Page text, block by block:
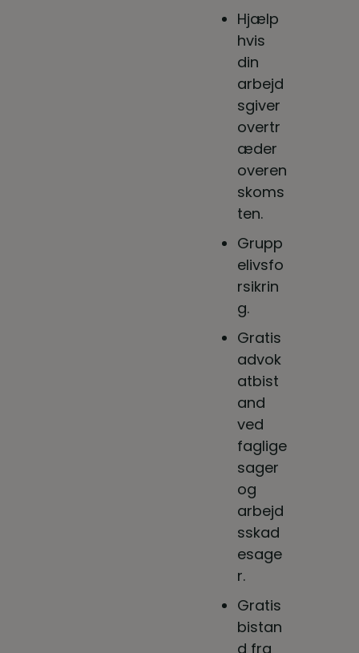
Hjælp
hvis
din
arbejd
sgiver
overtr
æder
overen
skoms
ten.
Grupp
elivsfo
rsikrin
g.
Gratis
advok
atbist
and
ved
faglige
sager
og
arbejd
sskad
esage
r.
Gratis
bistan
d fra